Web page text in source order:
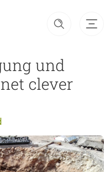
und
clever